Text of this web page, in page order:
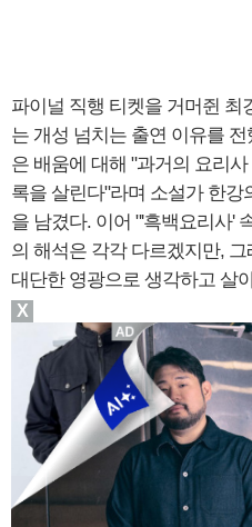
파이널 직행 티켓을 거머쥔 최
는 개성 넘치는 출연 이유를
은 배움에 대해 "과거의 요리
록을 살린다"라며 소설가 한강
을 남겼다. 이어 "'흑백요리사'
의 해석은 각각 다르겠지만,
대단한 영광으로 생각하고 살
X